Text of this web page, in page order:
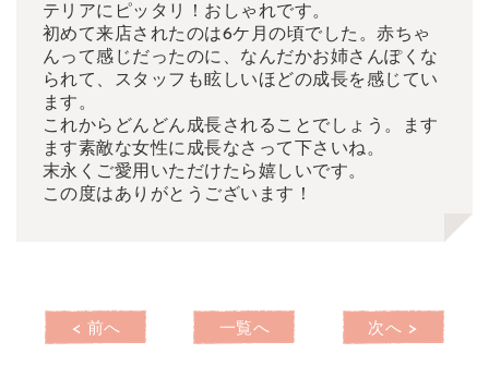
テリアにピッタリ！おしゃれです。
初めて来店されたのは6ケ月の頃でした。赤ちゃ
んって感じだったのに、なんだかお姉さんぽくな
られて、スタッフも眩しいほどの成長を感じてい
ます。
これからどんどん成長されることでしょう。ます
ます素敵な女性に成長なさって下さいね。
末永くご愛用いただけたら嬉しいです。
この度はありがとうございます！
< 前へ 一覧へ 次へ >